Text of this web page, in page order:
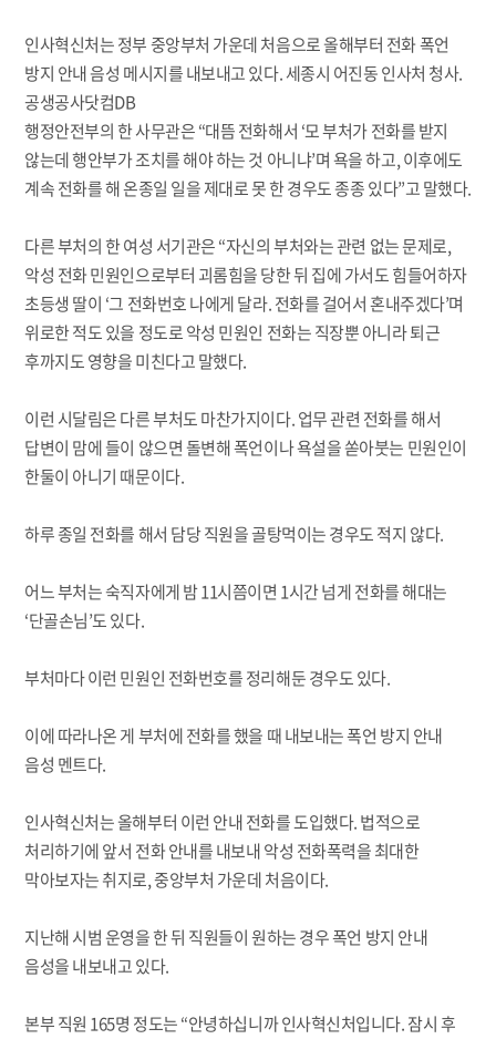
인사혁신처는 정부 중앙부처 가운데 처음으로 올해부터 전화 폭언
방지 안내 음성 메시지를 내보내고 있다. 세종시 어진동 인사처 청사.
공생공사닷컴DB
행정안전부의 한 사무관은 “대뜸 전화해서 ‘모 부처가 전화를 받지
않는데 행안부가 조치를 해야 하는 것 아니냐’며 욕을 하고, 이후에도
계속 전화를 해 온종일 일을 제대로 못 한 경우도 종종 있다”고 말했다.
다른 부처의 한 여성 서기관은 “자신의 부처와는 관련 없는 문제로,
악성 전화 민원인으로부터 괴롬힘을 당한 뒤 집에 가서도 힘들어하자
초등생 딸이 ‘그 전화번호 나에게 달라. 전화를 걸어서 혼내주겠다’며
위로한 적도 있을 정도로 악성 민원인 전화는 직장뿐 아니라 퇴근
후까지도 영향을 미친다고 말했다.
이런 시달림은 다른 부처도 마찬가지이다. 업무 관련 전화를 해서
답변이 맘에 들이 않으면 돌변해 폭언이나 욕설을 쏟아붓는 민원인이
한둘이 아니기 때문이다.
하루 종일 전화를 해서 담당 직원을 골탕먹이는 경우도 적지 않다.
어느 부처는 숙직자에게 밤 11시쯤이면 1시간 넘게 전화를 해대는
‘단골손님’도 있다.
부처마다 이런 민원인 전화번호를 정리해둔 경우도 있다.
이에 따라나온 게 부처에 전화를 했을 때 내보내는 폭언 방지 안내
음성 멘트다.
인사혁신처는 올해부터 이런 안내 전화를 도입했다. 법적으로
처리하기에 앞서 전화 안내를 내보내 악성 전화폭력을 최대한
막아보자는 취지로, 중앙부처 가운데 처음이다.
지난해 시범 운영을 한 뒤 직원들이 원하는 경우 폭언 방지 안내
음성을 내보내고 있다.
본부 직원 165명 정도는 “안녕하십니까 인사혁신처입니다. 잠시 후